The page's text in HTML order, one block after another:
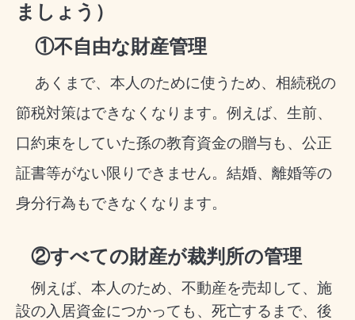
ましょう）
①不自由な財産管理
あくまで、本人のために使うため、相続税の
節税対策はできなくなります。例えば、生前、
口約束をしていた孫の教育資金の贈与も、公正
証書等がない限りできません。結婚、離婚等の
身分行為もできなくなります。
②すべての財産が裁判所の管理
例えば、本人のため、不動産を売却して、施
設の入居資金につかっても、死亡するまで、後